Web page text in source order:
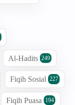
Al-Hadits 249
Fiqih Sosial 227
Fiqih Puasa 194